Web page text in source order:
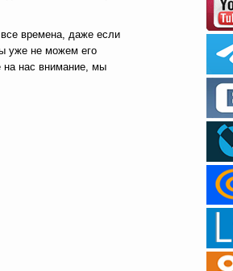
времена, даже если
уже не можем его
на нас внимание, мы